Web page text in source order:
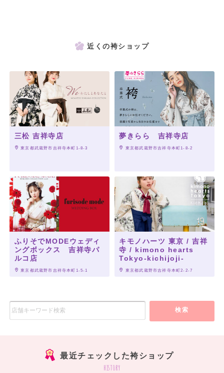
近くの袴ショップ
三松 吉祥寺店
東京都武蔵野市吉祥寺本町1-8-3
夢きらら 吉祥寺店
東京都武蔵野市吉祥寺本町1-8-2
ふりそでMODEウェディ
ングボックス 吉祥寺パ
ルコ店
東京都武蔵野市吉祥寺本町1-5-1
キモノハーツ 東京 / 吉祥
寺 / kimono hearts
Tokyo-kichijoji-
東京都武蔵野市吉祥寺本町2-2-7
検索
最近チェックした袴ショップ
history